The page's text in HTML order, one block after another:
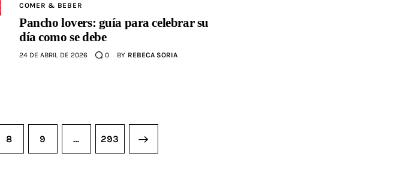
COMER & BEBER
Pancho lovers: guía para celebrar su
día como se debe
24 DE ABRIL DE 2026 0 BY REBECA SORIA
8 9 … 293